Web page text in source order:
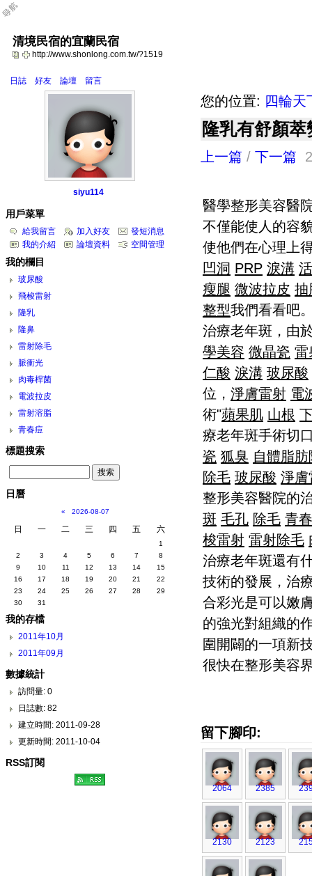
清境民宿的宜蘭民宿
http://www.shonlong.com.tw/?1519
日誌 好友 論壇 留言
您的位置: 四輪天
隆乳有舒顏
上一篇 / 下一篇
醫學整形美容醫
不僅能使人的容
使他們在心理上
凹洞 PRP 淚溝
瘦腿 微波拉皮 抽
整型我們看看吧
治療老年斑，由
學美容 微晶瓷 雷
仁酸 淚溝 玻尿酸
位， 淨膚雷射 電
術"蘋果肌 山根
療老年斑手術切
瓷 狐臭 自體脂
除毛 玻尿酸 淨膚
整形美容醫院的
斑 毛孔 除毛 青
梭雷射 雷射除毛
治療老年斑還有
技術的發展，治
合彩光是可以嫩
的強光對組織的
圍開闢的一項新
很快在整形美容
留下腳印:
2064 2385
2130 2123
siyu114
用戶菜單
給我留言 加入好友
發短消息
我的介紹
論壇資料 空間管理
我的欄目
玻尿酸
飛梭雷射
隆乳
隆鼻
雷射除毛
脈衝光
肉毒桿菌
電波拉皮
雷射溶脂
青春痘
標題搜索
日曆
« 2026-08-07
日 一 二 三 四 五 六
1
2
3 4 5 6 7
8
9
10 11 12 13 14
15
16
17 18 19 20 21
22
23
24 25 26 27 28
29
30
31
我的存檔
2011年10月
2011年09月
數據統計
訪問量: 0
日誌數: 82
建立時間: 2011-09-28
更新時間: 2011-10-04
RSS訂閱